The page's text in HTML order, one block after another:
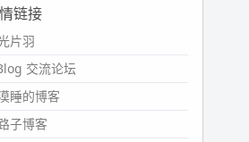
2024-09-23 20:58:40
2024 年目前只发了 13 条
？？？
wdssmq
2024-09-15 10:32:07
链接
片羽
交流论坛
睡的博客
子博客